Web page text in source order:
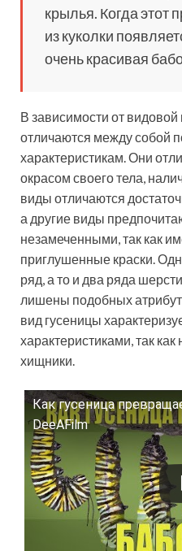
крылья. Когда этот
из куколки
очень красивая
В зависимости от
отличаются между собой
характеристикам. Они
окрасом своего тела,
виды отличаются
а другие виды
незамеченными, так как
приглушенные краски.
ряд, а то и два ряда
лишены подобных
вид гусеницы
характеристиками, так
хищники.
Как гусеница
DeeAFilm
Смотрите это видео на